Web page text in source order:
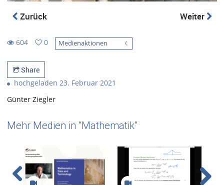
Zurück Weiter
604
views
0
favorites
Medienaktionen
Share
hochgeladen 23. Februar 2021
Günter Ziegler
Mehr Medien in "Mathematik"